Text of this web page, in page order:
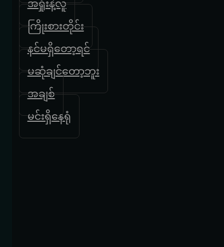
အရှုံးနဲ့လူ
ကြိုးစားတိုင်း
နင်မရှိတော့ရင်
မဆုံချင်တော့ဘူး
အချစ်
မင်းရှိနေရုံ